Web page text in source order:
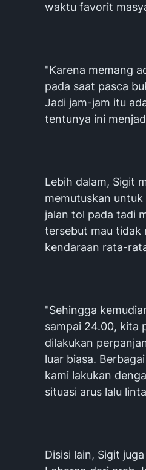
waktu favorit
"Karena memang
pada saat pasca
Jadi jam-jam itu
tentunya ini
Lebih dalam, Sigit
memutuskan
jalan tol pada tadi
tersebut mau tidak
kendaraan rata-
"Sehingga
sampai 24.00, kita
dilakukan
luar biasa.
kami lakukan
situasi arus lalu
Disisi lain, Sigit